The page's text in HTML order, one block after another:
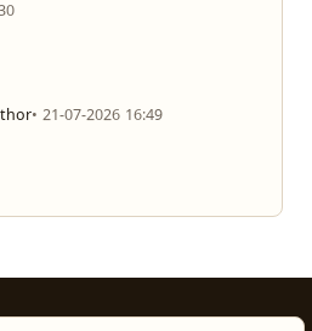
• 21-07-2026 16:49